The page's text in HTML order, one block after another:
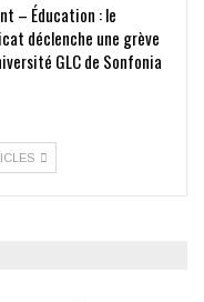
– Éducation : le
déclenche une grève
GLC de Sonfonia